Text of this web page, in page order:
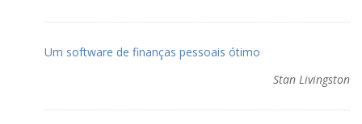
Um software de finanças pessoais ótimo
Stan Livingston